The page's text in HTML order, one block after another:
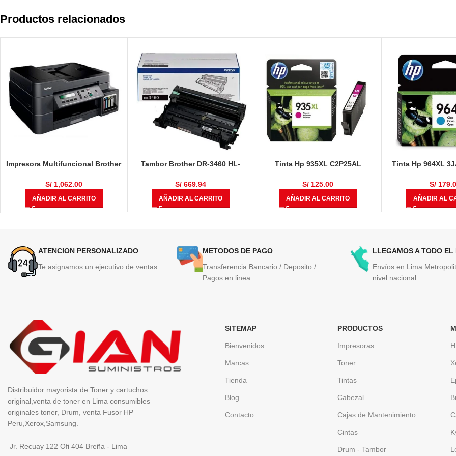
Productos relacionados
Impresora Multifuncional Brother
S/1,062.00
AÑADIR AL CARRITO
Tambor Brother DR-3460 HL-
L5650DN / MFC-L6700 / MFC-
L6900DW / MFC-L5900DW 50,000
Páginas
S/ 669.94
AÑADIR AL CARRITO
Tinta Hp 935XL C2P25AL
S/ 125.00
AÑADIR AL CARRITO
Tinta Hp 964XL
9018,
S/
AÑADIR AL
ATENCION PERSONALIZADO
Te asignamos un ejecutivo de ventas.
METODOS DE PAGO
Transferencia Bancario / Deposito /
Pagos en linea
LLEGAMOS A TODO EL
Envíos en Lima
nivel nacional.
Distribuidor mayorista de Toner y cartuchos
original,venta de toner en Lima consumibles
originales toner, Drum, venta Fusor HP
Peru,Xerox,Samsung.
Jr. Recuay 122 Ofi 404 Breña - Lima
SITEMAP
Bienvenidos
Marcas
Tienda
Blog
Contacto
PRODUCTOS
Impresoras
Toner
Tintas
Cabezal
Cajas de Mantenimiento
Cintas
Drum - Tambor